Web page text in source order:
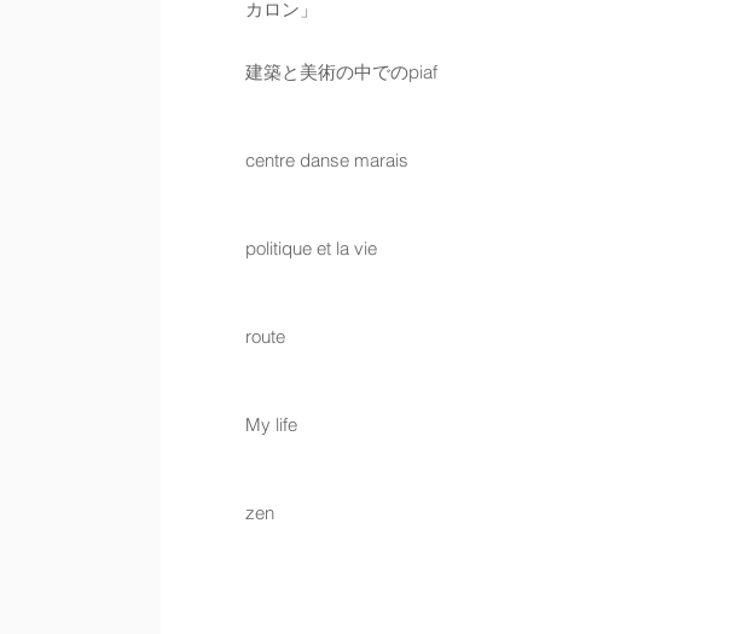
カロン」
建築と美術の中でのpiaf
centre danse marais
politique et la vie
route
My life
zen